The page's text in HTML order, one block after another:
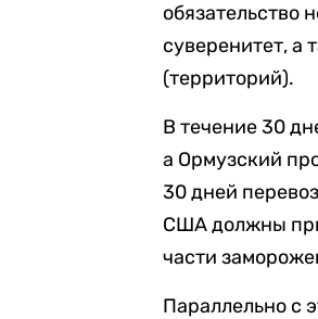
обязательство
суверенитет, а
(территорий).
В течение 30
а Ормузский
30 дней
США должны
части
Параллельно с